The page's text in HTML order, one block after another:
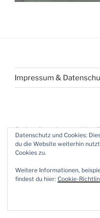
Impressum &
Stolz präsentiert von
Datenschutz und Cookies:
du die Website weiterhin
Cookies zu.
Weitere Informationen,
findest du hier: Cookie-